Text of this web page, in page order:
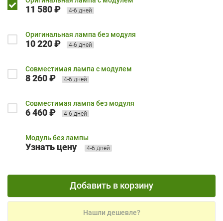
11 580 ₽ 4-6 дней
Оригинальная лампа без модуля
10 220 ₽ 4-6 дней
Совместимая лампа с модулем
8 260 ₽ 4-6 дней
Совместимая лампа без модуля
6 460 ₽ 4-6 дней
Модуль без лампы
Узнать цену 4-6 дней
Добавить в корзину
Нашли дешевле?